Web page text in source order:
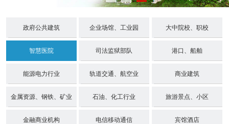
政府公共建筑 企业场馆、工业园 大中院校、职校
智慧医院 司法监狱部队 港口、船舶
能源电力行业 轨道交通、航空业 商业建筑
金属资源、钢铁、矿业 石油、化工行业 旅游景点、小区
金融商业机构 电信移动通信 宾馆酒店